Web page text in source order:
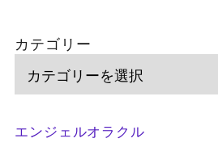
カテゴリー
エンジェルオラクル